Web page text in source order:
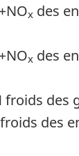
x des
x des
des
des